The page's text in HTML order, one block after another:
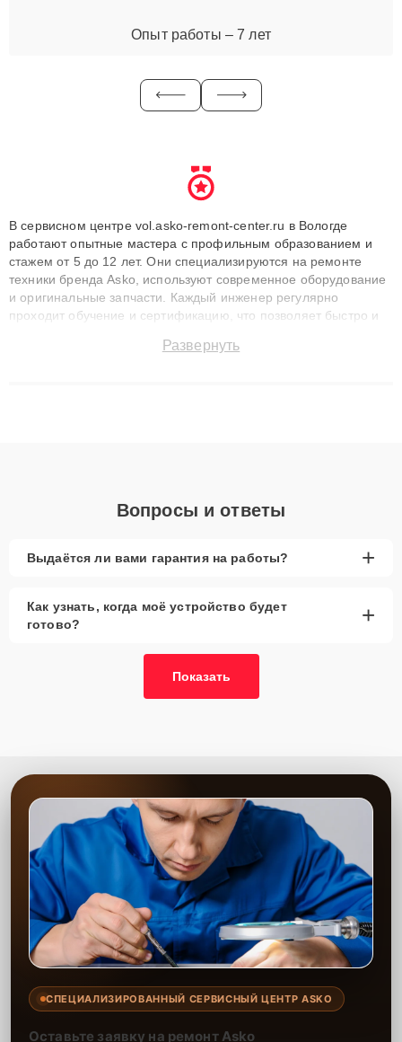
Опыт работы – 7 лет
В сервисном центре vol.asko-remont-center.ru в Вологде
работают опытные мастера с профильным образованием и
стажем от 5 до 12 лет. Они специализируются на ремонте
техники бренда Asko, используют современное оборудование
и оригинальные запчасти. Каждый инженер регулярно
проходит обучение и сертификацию, что позволяет быстро и
сохранением гарантии до 3 лет. Наши мастера решают
Развернуть
Вопросы и ответы
Выдаётся ли вами гарантия на работы? +
Как узнать, когда моё устройство будет
готово?
+
Показать
СПЕЦИАЛИЗИРОВАННЫЙ СЕРВИСНЫЙ ЦЕНТР ASKO
Оставьте заявку на ремонт Asko